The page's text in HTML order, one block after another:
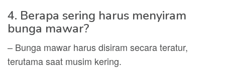
4. Berapa sering harus menyiram
bunga mawar?
– Bunga mawar harus disiram secara teratur,
terutama saat musim kering.